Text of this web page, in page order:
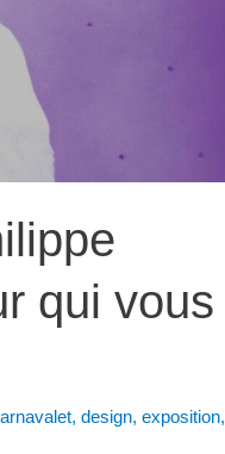
qui vous
, design, exposition,